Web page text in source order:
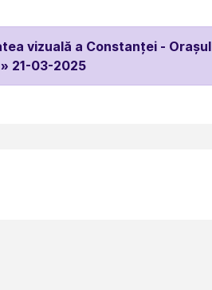
vizuală a Constanței - Orașul
21-03-2025